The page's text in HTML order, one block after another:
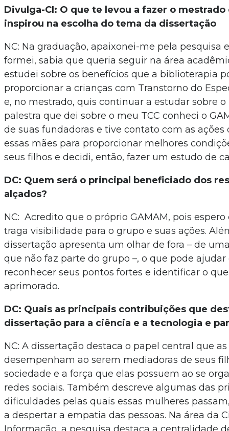
Divulga-CI: O que te levou a fazer o mestrado
inspirou na escolha do tema da dissertação
NC: Na graduação, apaixonei-me pela pesquisa
formei, sabia que queria seguir na área
estudei sobre os benefícios que a biblioterapia
proporcionar a crianças com Transtorno do
e, no mestrado, quis continuar a estudar sobre o
palestra que dei sobre o meu TCC conheci o
de suas fundadoras e tive contato com as ações
essas mães para proporcionar melhores
seus filhos e decidi, então, fazer um estudo de
DC: Quem será o principal beneficiado dos
alçados?
NC: Acredito que o próprio GAMAM, pois
traga visibilidade para o grupo e suas ações.
dissertação apresenta um olhar de fora – de
que não faz parte do grupo –, o que pode ajudar
reconhecer seus pontos fortes e identificar o
aprimorado.
DC: Quais as principais contribuições que
dissertação para a ciência e a tecnologia e
NC: A dissertação destaca o papel central que
desempenham ao serem mediadoras de seus
sociedade e a força que elas possuem ao se
redes sociais. Também descreve algumas das
dificuldades pelas quais essas mulheres
a despertar a empatia das pessoas. Na área da